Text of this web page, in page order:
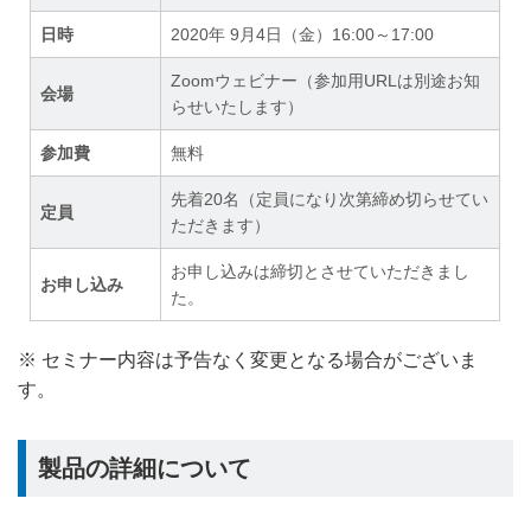
日時 2020年 9月4日（金）16:00～17:00
会場
Zoomウェビナー（参加用URLは別途お知
らせいたします）
参加費 無料
定員
先着20名（定員になり次第締め切らせてい
ただきます）
お申し込み
お申し込みは締切とさせていただきまし
た。
※ セミナー内容は予告なく変更となる場合がございま
す。
製品の詳細について